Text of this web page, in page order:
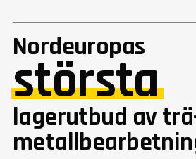
Nordeuropas
största
lagerutbud av